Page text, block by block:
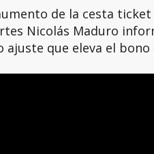
de la cesta
Nicolás Maduro
que eleva el bono